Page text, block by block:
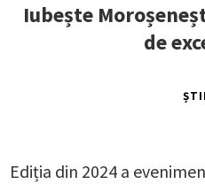
Iubește
de
Ediția din 2024 a